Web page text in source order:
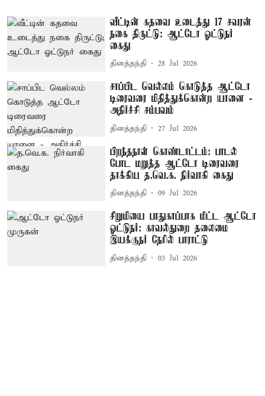
வீட்டின் கதவை உடைத்து 17 சவரன்
நகை திருட்டு: ஆட்டோ ஓட்டுநர்
கைது
தினத்தந்தி 28 Jul 2026
சாப்பிட வெல்லம் கொடுத்த ஆட்டோ
டிரைவரை மிதித்துக்கொன்ற யானை -
அதிர்ச்சி சம்பவம்
தினத்தந்தி 27 Jul 2026
பிறந்தநாள் கொண்டாட்டம்: பாடல்
போட மறுத்த ஆட்டோ டிரைவரை
தாக்கிய த.வெ.க. நிர்வாகி கைது
தினத்தந்தி 09 Jul 2026
சிறுமியை பாதுகாப்பாக மீட்ட ஆட்டோ
ஓட்டுநர்: காவல்துறை தலைமை
இயக்குநர் நேரில் பாராட்டு
தினத்தந்தி 03 Jul 2026